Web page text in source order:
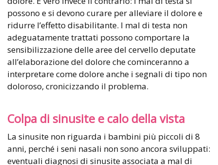
possono e si devono curare per alleviare il dolore e
ridurre l’effetto disabilitante. I mal di testa non
adeguatamente trattati possono comportare la
sensibilizzazione delle aree del cervello deputate
all’elaborazione del dolore che cominceranno a
interpretare come dolore anche i segnali di tipo non
doloroso, cronicizzando il problema.
Colpa di sinusite e calo della vista
La sinusite non riguarda i bambini più piccoli di 8
anni, perché i seni nasali non sono ancora sviluppati:
eventuali diagnosi di sinusite associata a mal di